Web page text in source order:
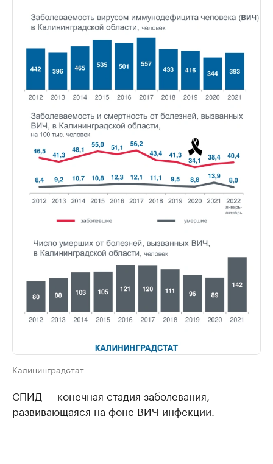
Калининградстат
СПИД — конечная стадия заболевания,
развивающаяся на фоне ВИЧ-инфекции.